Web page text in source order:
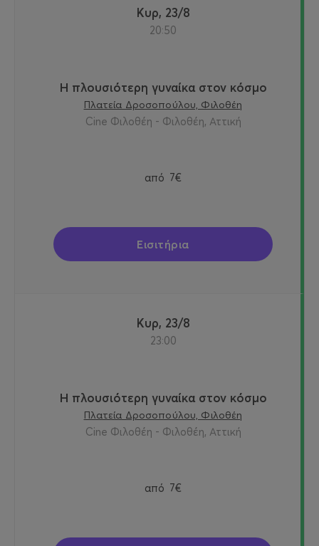
Κυρ, 23/8
20:50
Η πλουσιότερη γυναίκα στον κόσμο
Πλατεία Δροσοπούλου, Φιλοθέη
Cine Φιλοθέη - Φιλοθέη, Αττική
από 7€
Εισιτήρια
Κυρ, 23/8
23:00
Η πλουσιότερη γυναίκα στον κόσμο
Πλατεία Δροσοπούλου, Φιλοθέη
Cine Φιλοθέη - Φιλοθέη, Αττική
από 7€